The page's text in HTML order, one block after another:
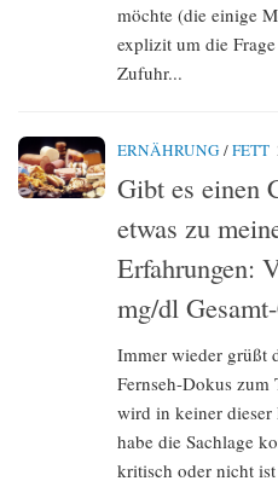
möchte (die einige
explizit um die
Zufuhr...
ERNÄHRUNG /FETT
Gibt es einen
etwas zu
Erfahrungen:
mg/dl
Immer wieder grüßt
Fernseh-Dokus zum
wird in keiner dieser
habe die Sachlage
kritisch oder nicht